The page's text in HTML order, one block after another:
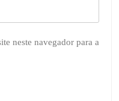
neste navegador para a